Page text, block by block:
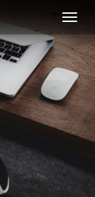
嘉
兴
网
站
制
作